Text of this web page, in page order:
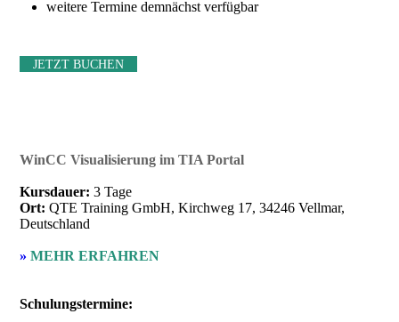
weitere Termine demnächst verfügbar
JETZT BUCHEN
WinCC Visualisierung im TIA Portal
Kursdauer: 3 Tage
Ort: QTE Training GmbH, Kirchweg 17, 34246 Vellmar,
Deutschland
»MEHR ERFAHREN
Schulungstermine: